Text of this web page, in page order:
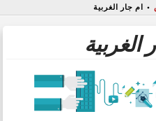
• ام جار الغربية